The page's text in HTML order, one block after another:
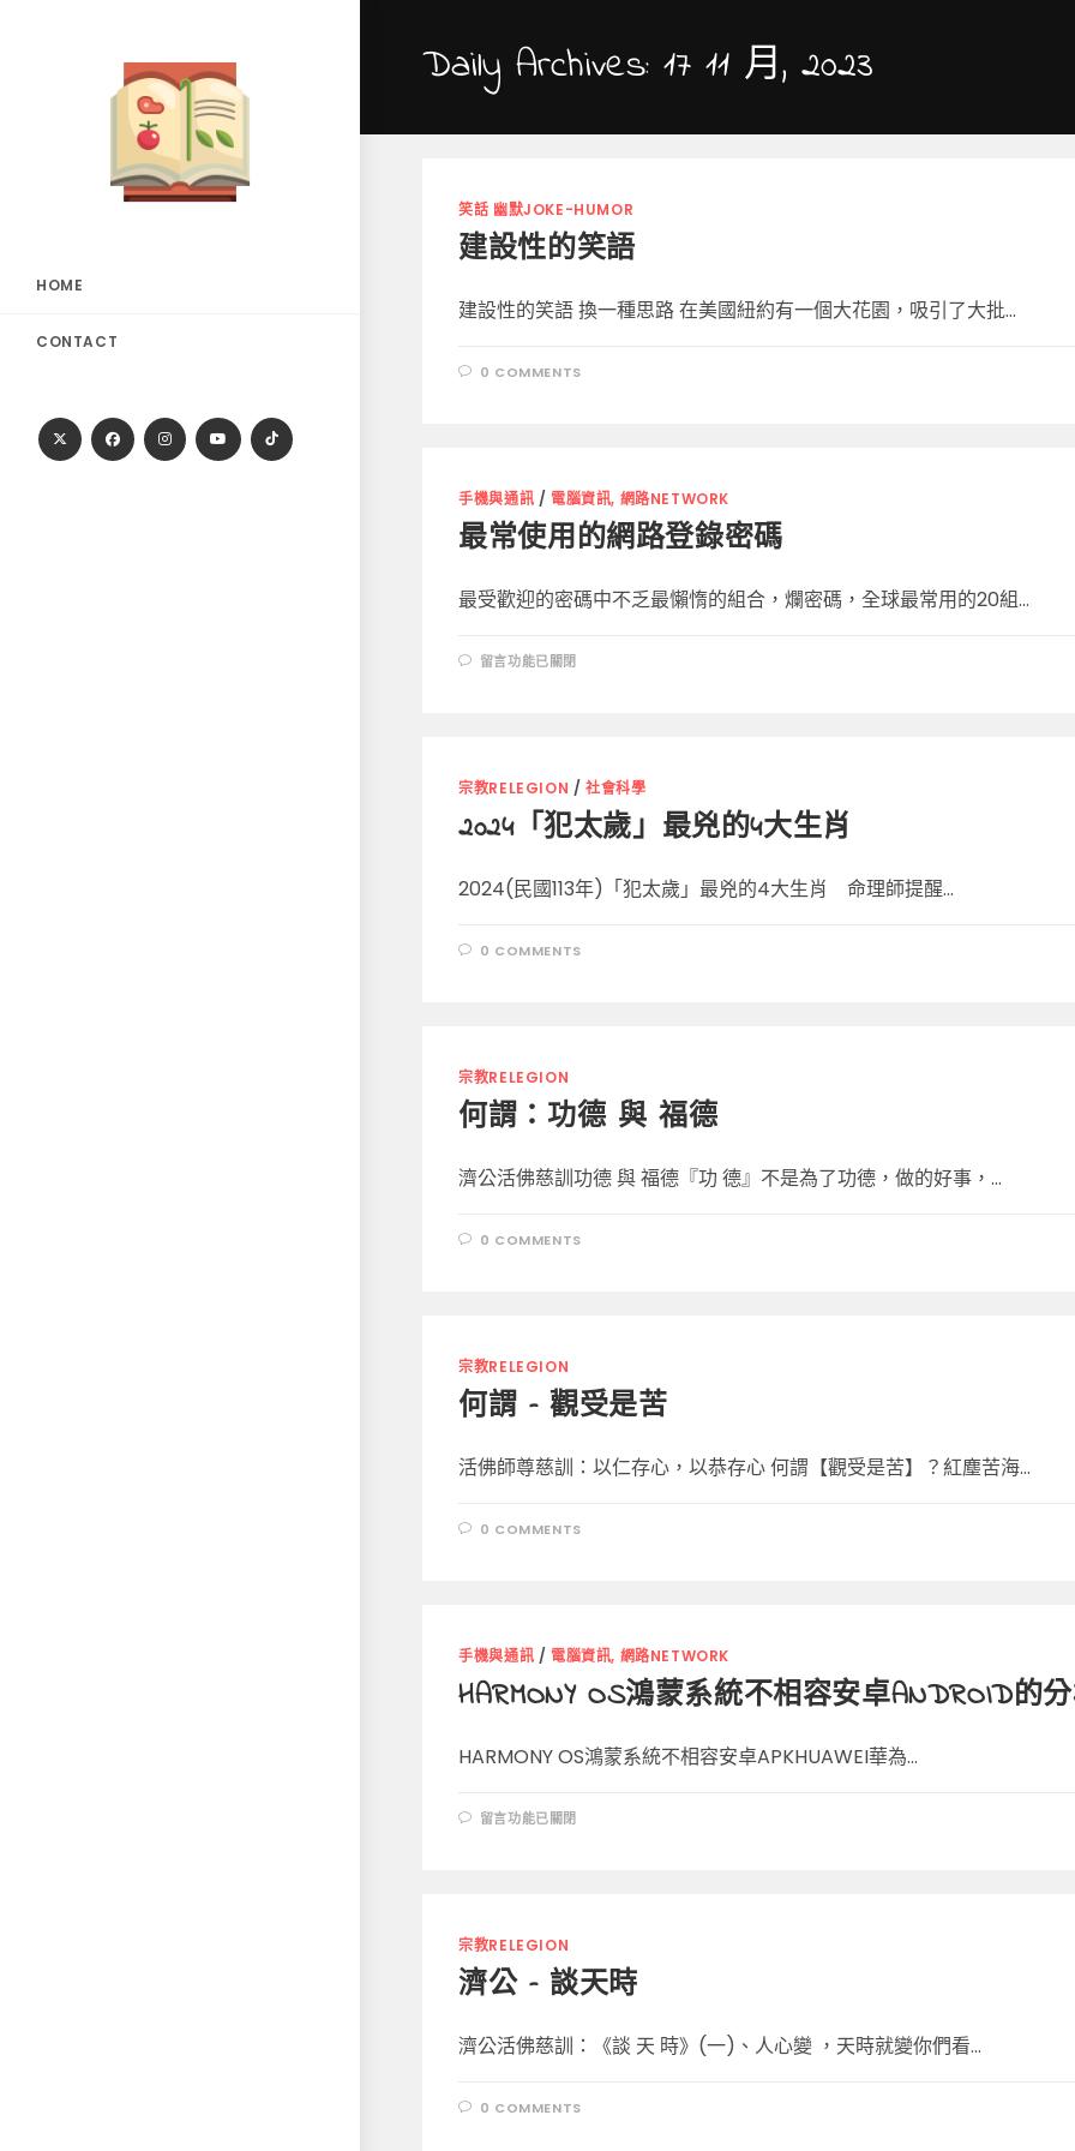
HOME
CONTACT
Daily Archives: 17 11 月, 2023
笑話 幽默JOKE-HUMOR
建設性的笑語
建設性的笑語 換一種思路 在美國紐約有一個大花園，吸引了大批...
0 COMMENTS
手機與通訊 / 電腦資訊, 網路NETWORK
最常使用的網路登錄密碼
最受歡迎的密碼中不乏最懶惰的組合，爛密碼，全球最常用的20組...
在
登
錄
密
碼〉
留言功能已關閉
宗教RELEGION /社會科學
2024「犯太歲」最兇的4大生肖
2024(民國113年)「犯太歲」最兇的4大生肖 命理師提醒...
0 COMMENTS
宗教RELEGION
何謂：功德 與 福德
濟公活佛慈訓功德 與 福德『功 德』不是為了功德，做的好事，...
0 COMMENTS
宗教RELEGION
何謂 – 觀受是苦
活佛師尊慈訓：以仁存心，以恭存心 何謂【觀受是苦】？紅塵苦海...
0 COMMENTS
手機與通訊 / 電腦資訊, 網路NETWORK
HARMONY OS鴻蒙系統不相容安卓ANDROID的
HARMONY OS鴻蒙系統不相容安卓APKHUAWEI華為...
在
相
容
安
卓
分
析〉
留言功能已關閉
宗教RELEGION
濟公 – 談天時
濟公活佛慈訓：《談 天 時》(一)、人心變 ，天時就變你們看...
0 COMMENTS